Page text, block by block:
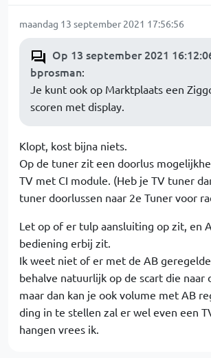
maandag 13 september 2021 17:56:56
Op 13 september 2021
bprosman:
Je kunt ook op Marktplaats een
scoren met display.
Klopt, kost bijna niets.
Op de tuner zit een doorlus
TV met CI module. (Heb je TV tuner
tuner doorlussen naar 2e Tuner voor
Let op of er tulp aansluiting op zit, en
bediening erbij zit.
Ik weet niet of er met de AB
behalve natuurlijk op de scart die naar
maar dan kan je ook volume met AB
ding in te stellen zal er wel even een
hangen vrees ik.